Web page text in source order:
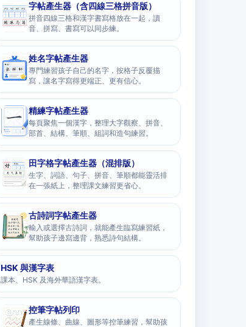
字帖產生器（含四線三格拼音版）
拼音四線三格和漢字書寫格放在一起，讀
音、拼寫、書寫可以同步練。
姓名字帖產生器
專門練習孩子自己的名字，按格子反覆描
寫，讓名字寫得更端正、更有信心。
精練字帖產生器
每頁聚焦一個漢字，整理大字觀察、拼音、
部首、結構、筆順、組詞和造句練習。
田字格字帖產生器（混排版）
生字、詞語、句子、拼音、筆順都能靈活排
在一張紙上，整理課文練習更省心。
古詩詞字帖產生器
輸入或選擇古詩詞，就能產生臨寫練習紙，
幫助孩子邊寫邊背，熟悉詩句結構。
HSK 與漢字表
課本、HSK 及海外華語漢字表。
控筆字帖列印
產生線條、曲線、圖形等控筆練習，幫助孩